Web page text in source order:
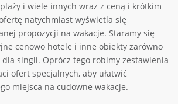
i wiele innych wraz z ceną i krótkim
natychmiast wyświetla się
propozycji na wakacje. Staramy się
cenowo hotele i inne obiekty zarówno
singli. Oprócz tego robimy zestawienia
ofert specjalnych, aby ułatwić
miejsca na cudowne wakacje.